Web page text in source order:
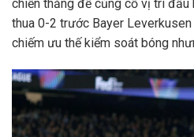
chiến thắng để củng cố vị trí
thua 0-2 trước Bayer
chiếm ưu thế kiểm soát bóng